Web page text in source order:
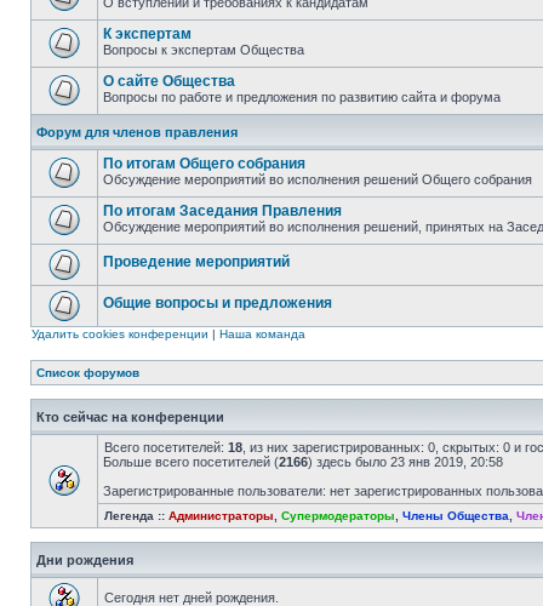
К экспертам
Вопросы к экспертам Общества
О сайте Общества
Вопросы по работе и предложения по развитию сайта и форума
Форум для членов правления
По итогам Общего собрания
Обсуждение мероприятий во исполнения решений Общего собрания
По итогам Заседания Правления
Обсуждение мероприятий во исполнения решений, принятых на
Проведение мероприятий
Общие вопросы и предложения
Удалить cookies конференции | Наша команда
Список форумов
Кто сейчас на конференции
Всего посетителей: 18 , из них зарегистрированных: 0, скрытых: 0 и
Больше всего посетителей (2166) здесь было 23 янв 2019, 20:58
Зарегистрированные пользователи: нет зарегистрированных
Легенда :: Администраторы Супермодераторы Члены Общества
Дни рождения
Сегодня нет дней рождения.